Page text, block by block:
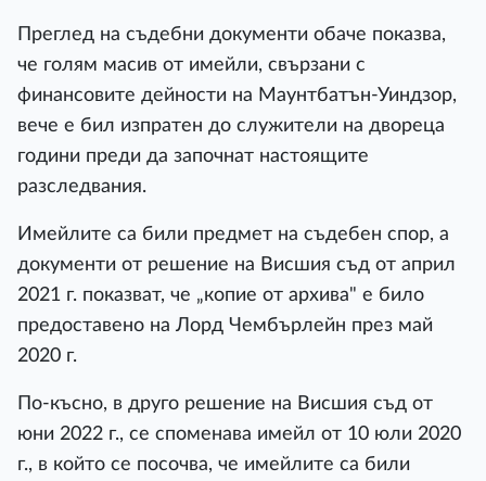
Преглед на съдебни документи обаче показва,
че голям масив от имейли, свързани с
финансовите дейности на Маунтбатън-Уиндзор,
вече е бил изпратен до служители на двореца
години преди да започнат настоящите
разследвания.
Имейлите са били предмет на съдебен спор, а
документи от решение на Висшия съд от април
2021 г. показват, че „копие от архива" е било
предоставено на Лорд Чембърлейн през май
2020 г.
По-късно, в друго решение на Висшия съд от
юни 2022 г., се споменава имейл от 10 юли 2020
г., в който се посочва, че имейлите са били